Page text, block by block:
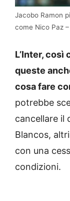
Jacobo Ramon
come Nico Paz
L’Inter, così
queste
cosa fare
potrebbe
cancellare il
Blancos,
con una
condizioni.